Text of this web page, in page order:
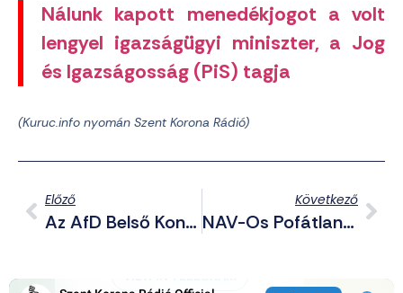
Nálunk kapott menedékjogot a volt
lengyel igazságügyi miniszter, a Jog
és Igazságosság (PiS) tagja
(Kuruc.info nyomán Szent Korona Rádió)
Előző
Az AfD Belső Konfliktusa: Kóserkonzervatívok Vs. Nemzeti Radikálisok
Következő
NAV-Os Pofátlanság: Tetoválás Után Megbírságolta A Szalont Az Ellenőr